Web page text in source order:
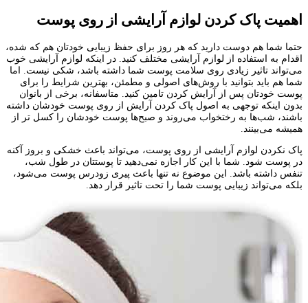
اهمیت پاک کردن لوازم آرایشی از روی پوست
حتما شما هم دوست دارید که هر روز برای حفظ زیبایی خودتان هم که شده،
اقدام به استفاده از لوازم آرایشی مختلف کنید. در اینکه لوازم آرایشی خوب
می‌تواند تاثیر زیادی روی سلامت پوست شما داشته باشد، شکی نیست. اما
شما هم باید بتوانید با روش‌های اصولی و مطمئن، بهترین شرایط را برای
پوست خودتان پس از آرایش کردن تامین کنید. متاسفانه، برخی از بانوان
بدون اینکه توجهی به اصول پاک کردن آرایش از روی پوست خودشان داشته
باشند، شب‌ها به رختخواب می‌روند و صبح‌ها پوست خودشان را کسل تر از
همیشه می‌بینند.
پاک نکردن لوازم آرایشی از روی پوست، می‌تواند باعث خشکی و بروز آکنه
در پوست شود. شما با این کار اجازه نمی‌دهید تا پوستتان در طول شب،
تنفس داشته باشد. این موضوع نه تنها باعث پیری زودرس پوست می‌شود،
بلکه می‌تواند زیبایی پوست شما را تحت تاثیر قرار دهد.